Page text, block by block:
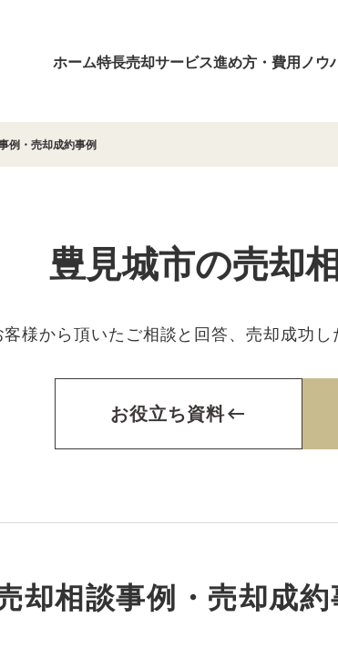
ホーム特長売却サービス進め方・費用 ノウ
例・売却成約事例
豊見城市の売却
客様から頂いたご相談と回答、売却成功
お役立ち資料keyboard_backspace
却相談事例・売却成約